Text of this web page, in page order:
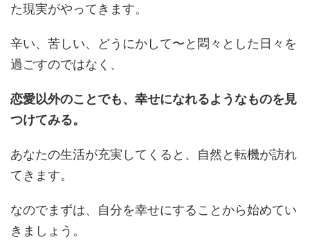
た現実がやってきます。
辛い、苦しい、どうにかして〜と悶々とした日々を
過ごすのではなく、
恋愛以外のことでも、幸せになれるようなものを見
つけてみる。
あなたの生活が充実してくると、自然と転機が訪れ
てきます。
なのでまずは、自分を幸せにすることから始めてい
きましょう。